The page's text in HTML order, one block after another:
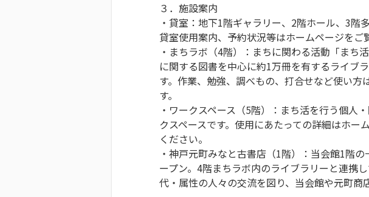
３．施設案内
・貸室：地下1階ギャラリー、2階ホール、3階
貸室使用案内、予約状況等はホームページをご
・まちラボ（4階）：まちに関わる活動「まち
に関する図書を中心に約1万冊を有するライブ
す。作業、勉強、調べもの、打合せなど使い
す。
・ワークスペース（5階）：まち活を行う個人
クスペースです。使用にあたっての詳細はホ
ください。
・神戸元町みなと古書店（1階）：当会館1階
ープン。4階まちラボ内のライブラリーと連携
代・属性の人々の交流を図り、当会館や元町商